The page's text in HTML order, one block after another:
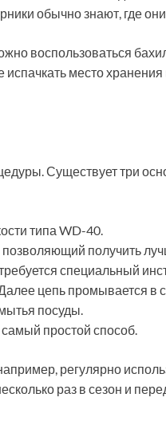
обычно знают, где
воспользоваться
место
Существует три
типа WD-40.
получить
специальный
цепь промывается в
посуды.
простой способ.
регулярно
раз в сезон и